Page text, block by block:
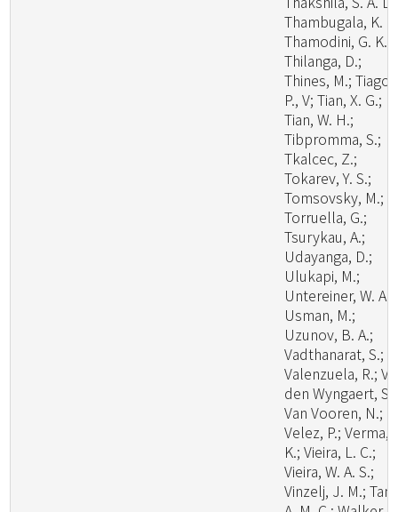
Thambugala, K.
Thamodini, G. K.;
Thilanga, D.;
Thines, M.; Tiago,
P., V; Tian, X. G.;
Tian, W. H.;
Tibpromma, S.;
Tkalcec, Z.;
Tokarev, Y. S.;
Tomsovsky, M.;
Torruella, G.;
Tsurykau, A.;
Udayanga, D.;
Ulukapi, M.;
Untereiner, W. A.;
Usman, M.;
Uzunov, B. A.;
Vadthanarat, S.;
Valenzuela, R.;
den Wyngaert, S.;
Van Vooren, N.;
Velez, P.; Verma,
K.; Vieira, L. C.;
Vieira, W. A. S.;
Vinzelj, J. M.;